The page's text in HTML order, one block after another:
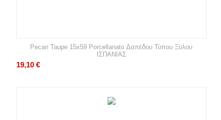
Pecan Taupe 15x59 Porcellanato Δαπέδου Τύπου Ξύλου
ΙΣΠΑΝΙΑΣ
19,10 €